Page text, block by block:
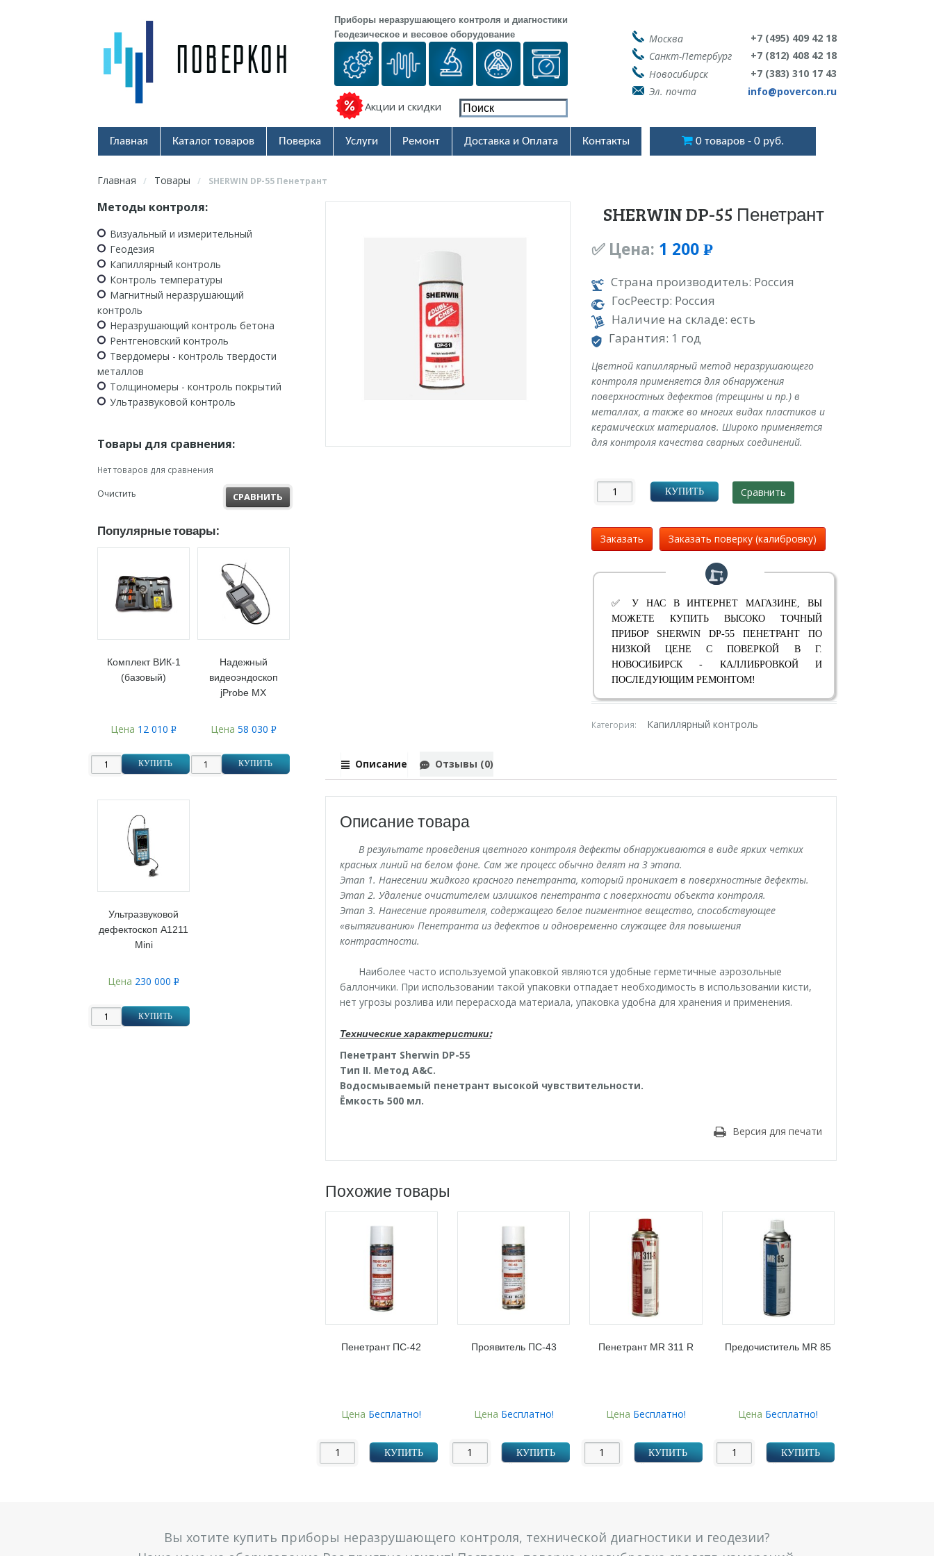
Приборы неразрушающего контроля и диагностики
Геодезическое и весовое оборудование
Акции и скидки
Москва
+7 (495) 409 42 18
Санкт-Петербург
+7 (812) 408 42 18
Новосибирск
+7 (383) 310 17 43
Эл. почта
info@povercon.ru
Главная Каталог товаров Поверка Услуги Ремонт Доставка и Оплата Контакты 0 товаров 0 руб.
Главная / Товары / SHERWIN DP-55 Пенетрант
SHERWIN DP-55 Пенетрант
✅ Цена: 1 200 Р
УБ.
Страна производитель: Россия
ГосРеестр: Россия
Наличие на складе: есть
Гарантия: 1 год
Цветной капиллярный метод неразрушающего
контроля применяется для обнаружения
поверхностных дефектов (трещины и пр.) в
металлах, а также во многих видах пластиков и
керамических материалов. Широко применяется
для контроля качества сварных соединений.
КУПИТЬ Сравнить
Заказать Заказать поверку (калибровку)
✅ У НАС В ИНТЕРНЕТ МАГАЗИНЕ, ВЫ
МОЖЕТЕ КУПИТЬ ВЫСОКО ТОЧНЫЙ
ПРИБОР SHERWIN DP-55 ПЕНЕТРАНТ ПО
НИЗКОЙ ЦЕНЕ С ПОВЕРКОЙ В Г.
НОВОСИБИРСК - КАЛЛИБРОВКОЙ И
ПОСЛЕДУЮЩИМ РЕМОНТОМ!
Категория: Капиллярный контроль
Описание Отзывы (0)
Описание товара
В результате проведения цветного контроля дефекты обнаруживаются в виде ярких четких
красных линий на белом фоне. Сам же процесс обычно делят на 3 этапа.
Этап 1. Нанесении жидкого красного пенетранта, который проникает в поверхностные дефекты.
Этап 2. Удаление очистителем излишков пенетранта с поверхности объекта контроля.
Этап 3. Нанесение проявителя, содержащего белое пигментное вещество, способствующее
«вытягиванию» Пенетранта из дефектов и одновременно служащее для повышения
контрастности.
Наиболее часто используемой упаковкой являются удобные герметичные аэрозольные
баллончики. При использовании такой упаковки отпадает необходимость в использовании кисти,
нет угрозы розлива или перерасхода материала, упаковка удобна для хранения и применения.
Технические характеристики:
Пенетрант Sherwin DP-55
Тип II. Метод A&C.
Водосмываемый пенетрант высокой чувствительности.
Ёмкость 500 мл.
Версия для печати
Похожие товары
Пенетрант ПС-42
Цена Бесплатно!
КУПИТЬ
Проявитель ПС-43
Цена Бесплатно!
КУПИТЬ
Пенетрант MR 311 R
Цена Бесплатно!
КУПИТЬ
Предочиститель MR 85
Цена Бесплатно!
КУПИТЬ
Методы контроля:
Визуальный и измерительный
Геодезия
Капиллярный контроль
Контроль температуры
Магнитный неразрушающий
контроль
Неразрушающий контроль бетона
Рентгеновский контроль
Твердомеры - контроль твердости
металлов
Толщиномеры - контроль покрытий
Ультразвуковой контроль
Товары для сравнения:
Нет товаров для сравнения
Очистить
СРАВНИТЬ
Популярные товары:
Комплект ВИК-1
(базовый)
Цена 12 010Р
КУПИТЬ
Надежный
видеоэндоскоп
jProbe MX
Цена 58 030 Р
КУПИТЬ
Ультразвуковой
дефектоскоп А1211
Mini
Цена 230 000Р
КУПИТЬ
Вы хотите купить приборы неразрушающего контроля, технической диагностики и геодезии?